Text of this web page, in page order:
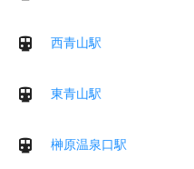
西青山駅
東青山駅
榊原温泉口駅